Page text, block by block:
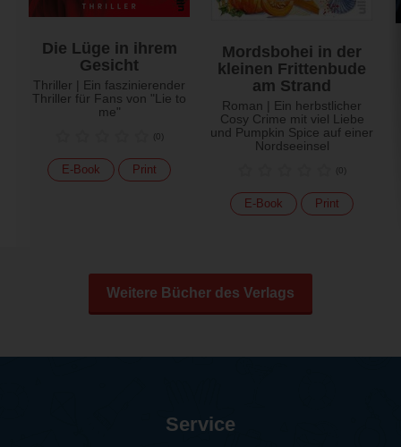
Die Lüge in ihrem
Gesicht
Thriller | Ein faszinierender
Thriller für Fans von "Lie to
me"
(0)
E-Book Print
Mordsbohei in der
kleinen Frittenbude
am Strand
Roman | Ein herbstlicher
Cosy Crime mit viel Liebe
und Pumpkin Spice auf einer
Nordseeinsel
(0)
E-Book Print
Weitere Bücher des Verlags
Service